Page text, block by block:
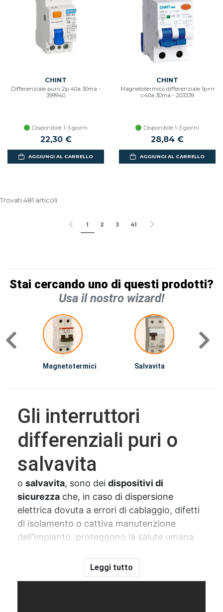
CHINT
Differenziale puro 2p 40a 30ma -
399940
Disponibile 1-3 giorni
22,30 €
AGGIUNGI AL CARRELLO
CHINT
Magnetotermico differenziale 1p+n
c40a 30ma - 203339
Disponibile 1-3 giorni
28,84 €
AGGIUNGI AL CARRELLO
Trovati 481 articoli
1 2 3 41
Stai cercando uno di questi prodotti?
Usa il nostro wizard!
Magnetotermici Salvavita
Gli interruttori
differenziali puri o
salvavita
o salvavita, sono dei dispositivi di
sicurezza che, in caso di dispersione
elettrica dovuta a errori di cablaggio, difetti
di isolamento o cattiva manutenzione
dell'impianto, proteggono la salute umana
flusso di corrente nel circuito elettrico. I
differenziali puri
Leggi tutto